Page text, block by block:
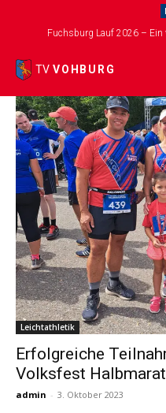
Fuchsburg Lauf 2026 – Ein
TV VOHBURG
Hofmühl-
Tag: Hofmühl-
Leichtathletik
Erfolgreiche
Volksfest
admin - 3. Oktober 2023